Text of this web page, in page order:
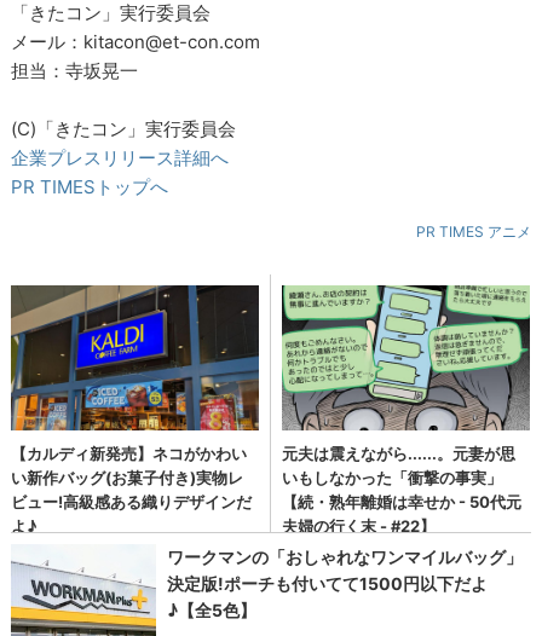
「きたコン」実行委員会
メール：kitacon@et-con.com
担当：寺坂晃一
(C)️「きたコン」実行委員会
企業プレスリリース詳細へ
PR TIMESトップへ
PR TIMES アニメ